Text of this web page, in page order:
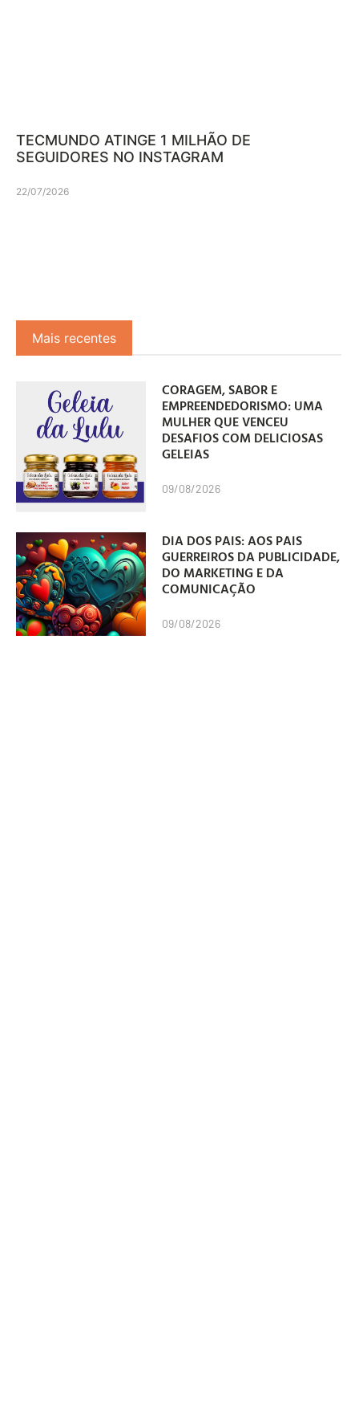
TECMUNDO ATINGE 1 MILHÃO DE
SEGUIDORES NO INSTAGRAM
22/07/2026
Mais recentes
CORAGEM, SABOR E
EMPREENDEDORISMO: UMA
MULHER QUE VENCEU
DESAFIOS COM DELICIOSAS
GELEIAS
09/08/2026
DIA DOS PAIS: AOS PAIS
GUERREIROS DA PUBLICIDADE,
DO MARKETING E DA
COMUNICAÇÃO
09/08/2026